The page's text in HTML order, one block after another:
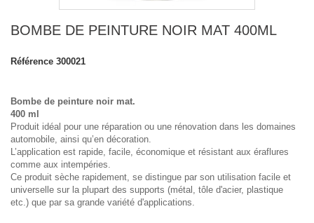
BOMBE DE PEINTURE NOIR MAT 400ML
Référence 300021
Bombe de peinture noir mat.
400 ml
Produit idéal pour une réparation ou une rénovation dans les domaines
automobile, ainsi qu’en décoration.
L’application est rapide, facile, économique et résistant aux éraflures
comme aux intempéries.
Ce produit sèche rapidement, se distingue par son utilisation facile et
universelle sur la plupart des supports (métal, tôle d'acier, plastique
etc.) que par sa grande variété d'applications.